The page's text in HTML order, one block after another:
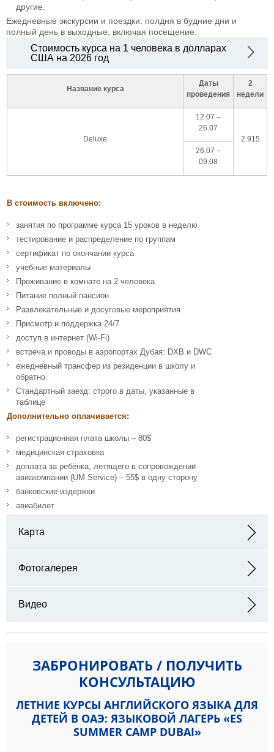
другие.
Ежедневные экскурсии и поездки: полдня в будние дни и
полный день в выходные, включая посещение:
Стоимость курса на 1 человека в долларах
США на 2026 год
Название курса
Даты
проведения
2
недели
Deluxe
12.07 –
26.07
2.915
26.07 –
09.08
В стоимость включено:
занятия по программе курса 15 уроков в неделю
тестирование и распределение по группам
сертификат по окончании курса
учебные материалы
Проживание в комнате на 2 человека
Питание полный пансион
Развлекательные и досуговые мероприятия
Присмотр и поддержка 24/7
доступ в интернет (Wi-Fi)
встреча и проводы в аэропортах Дубая: DXB и DWC
ежедневный трансфер из резиденции в школу и
обратно
Стандартный заезд: строго в даты, указанные в
таблице
Дополнительно оплачивается:
регистрационная плата школы – 80$
медицинская страховка
доплата за ребёнка, летящего в сопровождении
авиакомпании (UM Service) – 55$ в одну сторону
банковские издержки
авиабилет
Карта
- ОАЭ
Фотогалерея
Видео
ЗАБРОНИРОВАТЬ / ПОЛУЧИТЬ
КОНСУЛЬТАЦИЮ
ЛЕТНИЕ КУРСЫ АНГЛИЙСКОГО ЯЗЫКА ДЛЯ
ДЕТЕЙ В ОАЭ: ЯЗЫКОВОЙ ЛАГЕРЬ «ES
SUMMER CAMP DUBAI»